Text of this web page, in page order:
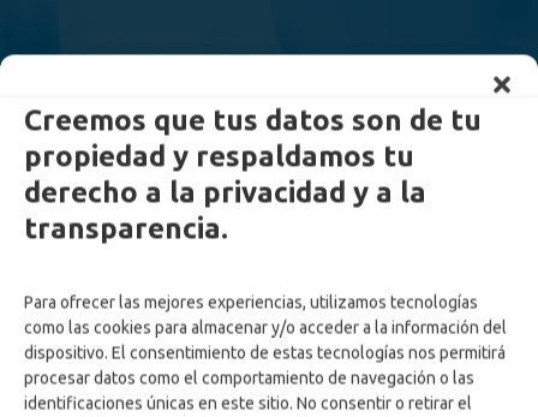
Creemos que tus datos son de tu
propiedad y respaldamos tu
derecho a la privacidad y a la
transparencia.
Para ofrecer las mejores experiencias, utilizamos tecnologías
como las cookies para almacenar y/o acceder a la información del
dispositivo. El consentimiento de estas tecnologías nos permitirá
procesar datos como el comportamiento de navegación o las
identificaciones únicas en este sitio. No consentir o retirar el